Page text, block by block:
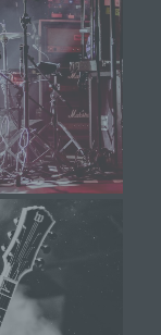
oder juristische
andere Stelle,
über die
von
Sind die
durch das